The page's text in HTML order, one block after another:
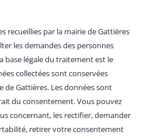
recueillies par la mairie de Gattières
les demandes des personnes
base légale du traitement est le
collectées sont conservées
de Gattières. Les données sont
du consentement. Vous pouvez
concernant, les rectifier, demander
retirer votre consentement